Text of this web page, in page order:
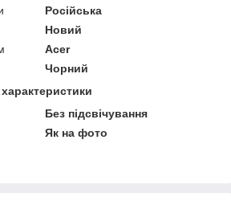
Російська
Новий
Acer
Чорний
Без підсвічування
Як на фото